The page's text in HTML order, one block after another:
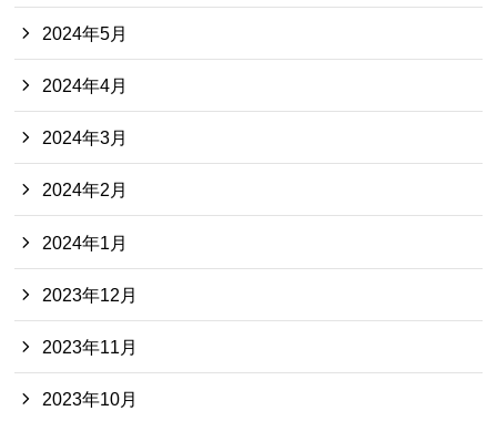
2024年5月
2024年4月
2024年3月
2024年2月
2024年1月
2023年12月
2023年11月
2023年10月